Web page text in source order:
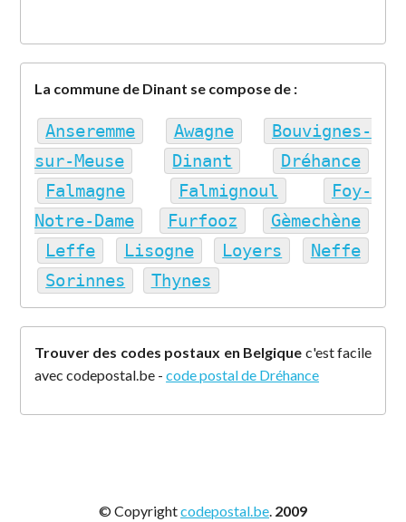
La commune de Dinant se compose de :
Anseremme Awagne
Bouvignes-
sur-Meuse
Dinant
Dréhance
Falmagne
Falmignoul
Foy-
Notre-Dame
Furfooz
Gèmechène
Leffe
Lisogne Loyers
Neffe
Sorinnes
Thynes
Trouver des codes postaux en Belgique c'est facile
avec codepostal.be -code postal de Dréhance
© Copyrightcodepostal.be. 2009